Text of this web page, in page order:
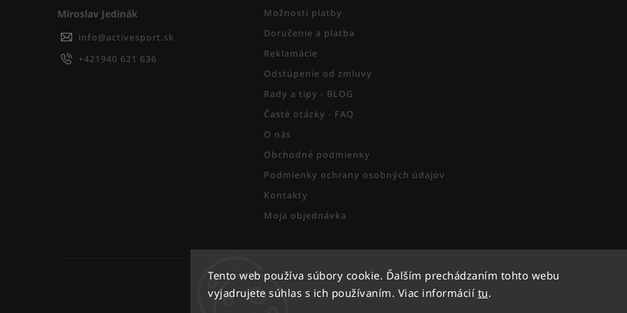
Tento web používa súbory cookie. Ďalším prechádzaním tohto webu
vyjadrujete súhlas s ich používaním. Viac informácií tu.
Miroslav Jedinák
info@activesport.sk
+421940 621 636
Možnosti platby
Doručenie a platba
Reklamácie
Odstúpenie od zmluvy
Rady a tipy - BLOG
Časté otázky - FAQ
O nás
Obchodné podmienky
Podmienky ochrany osobných údajov
Kontakty
Moja objednávka
Copyright 2026 Activesport . Všetky práva vyhradené.